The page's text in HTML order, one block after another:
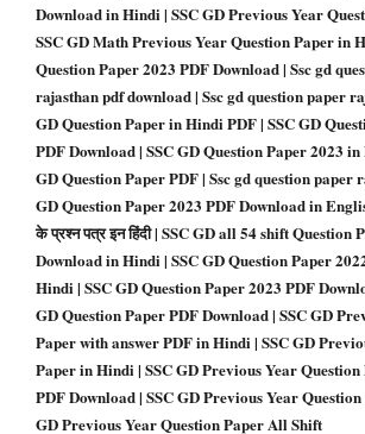
Download in Hindi | SSC GD Previous Year
SSC GD Math Previous Year Question Paper in
Question Paper 2023 PDF Download | Ssc gd
rajasthan pdf download | Ssc gd question paper
GD Question Paper in Hindi PDF | SSC GD
PDF Download | SSC GD Question Paper 2023
GD Question Paper PDF | Ssc gd question paper
GD Question Paper 2023 PDF Download in
के प्रश्न पत्र इन हिंदी | SSC GD all 54 shift Question
Download in Hindi | SSC GD Question Paper
Hindi | SSC GD Question Paper 2023 PDF
GD Question Paper PDF Download | SSC GD
Paper with answer PDF in Hindi | SSC GD
Paper in Hindi | SSC GD Previous Year
PDF Download | SSC GD Previous Year
GD Previous Year Question Paper All Shift